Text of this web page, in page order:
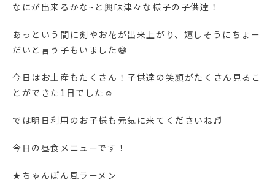
なにが出来るかな~と興味津々な様子の子供達！
あっという間に剣やお花が出来上がり、嬉しそうにちょー
だいと言う子もいました😄
今日はお土産もたくさん！子供達の笑顔がたくさん見るこ
とができた1日でした☺
では明日利用のお子様も元気に来てくださいね♬
今日の昼食メニューです！
★ちゃんぽん風ラーメン